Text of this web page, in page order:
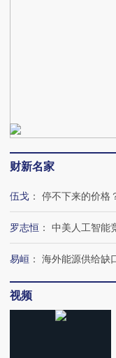
财新名家
伍戈 ： 停不下来的价格
罗志恒 ： 中美人工智能
易峘 ： 海外能源供给缺
视频